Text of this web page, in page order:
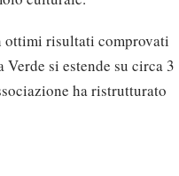
ottimi risultati comprovati
si estende su circa 3
ha ristrutturato